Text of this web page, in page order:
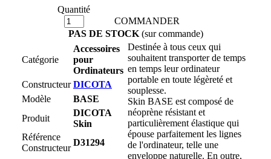
Quantité
COMMANDER
PAS DE STOCK(sur commande)
Catégorie
Accessoires
pour
Ordinateurs
Constructeur DICOTA
Modèle
BASE
Produit
DICOTA
Skin
Référence
Constructeur
D31294
Destinée à tous ceux qui
souhaitent transporter de temps
en temps leur ordinateur
portable en toute légèreté et
souplesse.
Skin BASE est composé de
néoprène résistant et
particulièrement élastique qui
épouse parfaitement les lignes
de l'ordinateur, telle une
enveloppe naturelle. En outre,